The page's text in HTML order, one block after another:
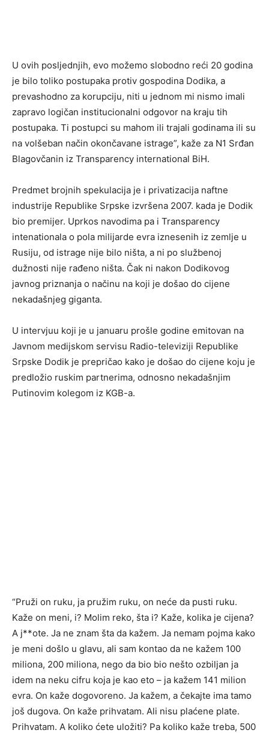
U ovih posljednjih, evo možemo slobodno reći 20 godina
je bilo toliko postupaka protiv gospodina Dodika, a
prevashodno za korupciju, niti u jednom mi nismo imali
zapravo logičan institucionalni odgovor na kraju tih
postupaka. Ti postupci su mahom ili trajali godinama ili su
na volšeban način okončavane istrage”, kaže za N1 Srđan
Blagovčanin iz Transparency international BiH.
Predmet brojnih spekulacija je i privatizacija naftne
industrije Republike Srpske izvršena 2007. kada je Dodik
bio premijer. Uprkos navodima pa i Transparency
intenationala o pola milijarde evra iznesenih iz zemlje u
Rusiju, od istrage nije bilo ništa, a ni po službenoj
dužnosti nije rađeno ništa. Čak ni nakon Dodikovog
javnog priznanja o načinu na koji je došao do cijene
nekadašnjeg giganta.
U intervjuu koji je u januaru prošle godine emitovan na
Javnom medijskom servisu Radio-televiziji Republike
Srpske Dodik je prepričao kako je došao do cijene koju je
predložio ruskim partnerima, odnosno nekadašnjim
Putinovim kolegom iz KGB-a.
“Pruži on ruku, ja pružim ruku, on neće da pusti ruku.
Kaže on meni, i? Molim reko, šta i? Kaže, kolika je cijena?
A j**ote. Ja ne znam šta da kažem. Ja nemam pojma kako
je meni došlo u glavu, ali sam kontao da ne kažem 100
miliona, 200 miliona, nego da bio bio nešto ozbiljan ja
idem na neku cifru koja je kao eto – ja kažem 141 milion
evra. On kaže dogovoreno. Ja kažem, a čekajte ima tamo
još dugova. On kaže prihvatam. Ali nisu plaćene plate.
Prihvatam. A koliko ćete uložiti? Pa koliko kaže treba, 500